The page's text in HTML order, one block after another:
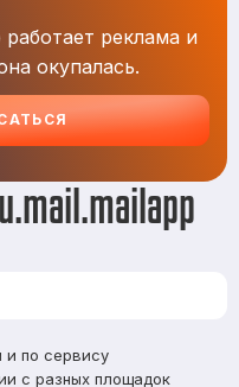
реклама и
окупалась.
по сервису
с разных площадок